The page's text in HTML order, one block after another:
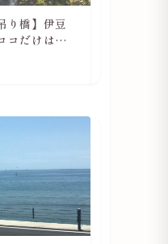
り橋】伊豆
コだけは必